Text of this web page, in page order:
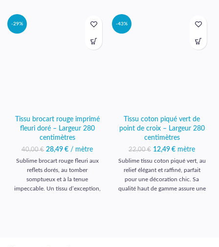
-29%
Tissu brocart rouge imprimé
fleuri doré – Largeur 280
centimètres
40,00€
Le prix initial était :
40,00 €.
28,49 €
Le prix
actuel est :
28,49 €.
/ mètre
Sublime brocart rouge fleuri aux
reflets dorés, au tomber
somptueux et à la tenue
impeccable. Un tissu d’exception,
-43%
Tissu coton piqué vert de
point de croix – Largeur 280
centimètres
22,00€ Le prix initial était :
22,00 €.
12,49 €
Le prix
actuel est :
12,49 €.
mètre
Sublime tissu coton piqué vert, au
relief élégant et raffiné, parfait
pour une décoration chic. Sa
qualité haut de gamme assure une